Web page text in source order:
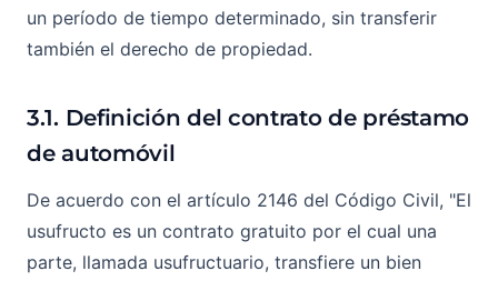
un período de tiempo determinado, sin transferir
también el derecho de propiedad.
3.1. Definición del contrato de préstamo
de automóvil
De acuerdo con el artículo 2146 del Código Civil, "El
usufructo es un contrato gratuito por el cual una
parte, llamada usufructuario, transfiere un bien